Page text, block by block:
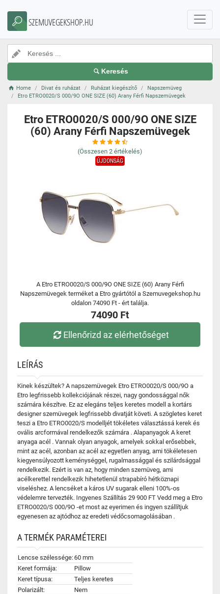
SZEMUVEGEKSHOP.HU
Keresés
Home Divat és ruházat Ruházat kiegészítő
Napszemüveg
Etro ETRO0020/S 000/9O ONE SIZE (60) Arany Férfi Napszemüvegek
Etro ETRO0020/S 000/9O ONE SIZE
(60) Arany Férfi Napszemüvegek
(Összesen 2 értékelés)
ÚJDONSÁG
A Etro ETRO0020/S 000/9O ONE SIZE (60) Arany Férfi
Napszemüvegek terméket a Etro gyártótól a Szemuvegekshop.hu
oldalon 74090 Ft - ért találja.
74090 Ft
Ellenőrizd az elérhetőséget
LEÍRÁS
Kinek készültek? A napszemüvegek Etro ETRO0020/S 000/9O a
Etro legfrissebb kollekciójának részei, nagy gondossággal nők
számára készítve. Ez az elegáns teljes keretes modell a kortárs
designer szemüvegek legfrissebb divatját követi. A szögletes keret
teszi a Etro ETRO0020/S modelljét tökéletes választássá kerek és
ovális arcformával rendelkezők számára . Alapanyagok A keret
anyaga acél . Vannak olyan anyagok, amelyek sokkal erősebbek,
mint az acél, azonban az acél az egyetlen anyag, ami tökéletesen
kiegyensúlyozott keménységgel, rugalmassággal és szilárdsággal
rendelkezik. Ezért is van az, hogy minden szemüveg, ami
acélkerettel rendelkezik hihetetlenül strapabíró hétköznapi
viseléshez. A lencséket a káros UV sugarak elleni 100%-os
védelemre tervezték. Ingyenes Szállítás 29 900 FT Vedd meg a Etro
ETRO0020/S 000/9O -et most az eyerimen és ingyen szállítjuk
egyenesen az ajtódhoz az eredeti védőcsomagolásában .
A TERMÉK PARAMÉTEREI
Lencse szélessége:60 mm
Keret formája:
Pillow
Keret típusa:
Teljes keretes
Polarizált:
Nem